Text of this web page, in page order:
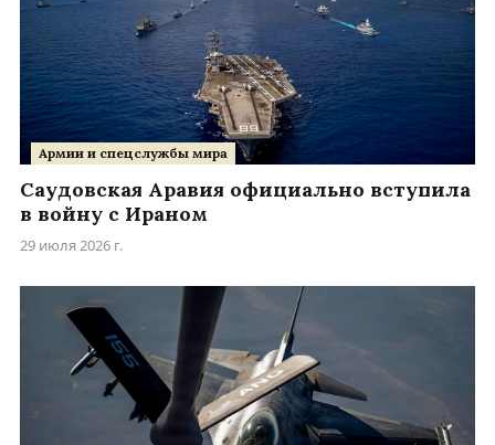
Армии и спецслужбы мира
Саудовская Аравия официально вступила
в войну с Ираном
29 июля 2026 г.